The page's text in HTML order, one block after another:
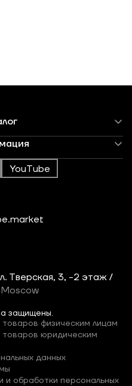
YouTube
защищены.
Тверская, 3, -2 этаж /
физическим лицам
юридическим
данных
и обработки персональных